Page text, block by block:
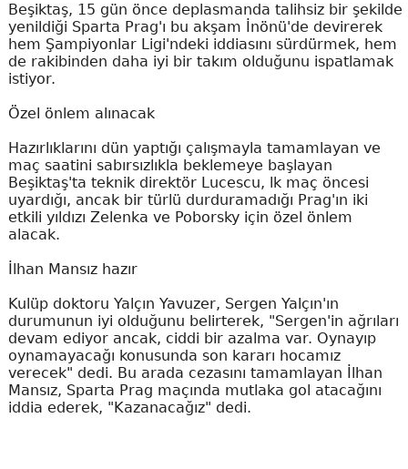
Beşiktaş, 15 gün önce deplasmanda talihsiz bir şekilde
yenildiği Sparta Prag'ı bu akşam İnönü'de devirerek
hem Şampiyonlar Ligi'ndeki iddiasını sürdürmek, hem
de rakibinden daha iyi bir takım olduğunu ispatlamak
istiyor.
Özel önlem alınacak
Hazırlıklarını dün yaptığı çalışmayla tamamlayan ve
maç saatini sabırsızlıkla beklemeye başlayan
Beşiktaş'ta teknik direktör Lucescu, lk maç öncesi
uyardığı, ancak bir türlü durduramadığı Prag'ın iki
etkili yıldızı Zelenka ve Poborsky için özel önlem
alacak.
İlhan Mansız hazır
Kulüp doktoru Yalçın Yavuzer, Sergen Yalçın'ın
durumunun iyi olduğunu belirterek, "Sergen'in ağrıları
devam ediyor ancak, ciddi bir azalma var. Oynayıp
oynamayacağı konusunda son kararı hocamız
verecek" dedi. Bu arada cezasını tamamlayan İlhan
Mansız, Sparta Prag maçında mutlaka gol atacağını
iddia ederek, "Kazanacağız" dedi.